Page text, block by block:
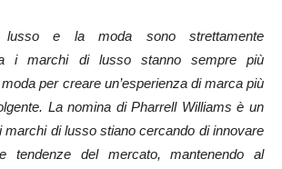
e la moda sono strettamente
i marchi di lusso stanno sempre più
per creare un’esperienza di marca più
La nomina di Pharrell Williams è un
marchi di lusso stiano cercando di innovare
tendenze del mercato, mantenendo al